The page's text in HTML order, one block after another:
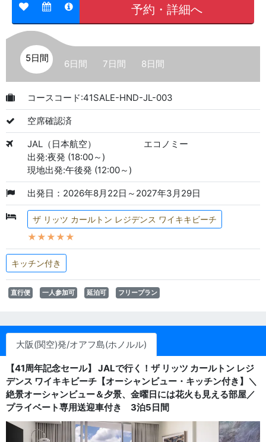
予約・詳細へ
5日間
6日間 7日間 8日間
コースコード:41SALE-HND-JL-003
空席確認済
JAL（日本航空）
エコノミー
出発:夜発 (18:00～)
現地出発:午後発 (12:00～)
出発日：2026年8月22日～2027年3月29日
ザ リッツ カールトン レジデンス ワイキキビーチ
★★★★★
キッチン付き
直行便 一人参加可 延泊可 フリープラン
大阪(関空)発/オアフ島(ホノルル)
【41周年記念セール】 JALで行く！ザ リッツ カールトン レジ
デンス ワイキキビーチ【オーシャンビュー・キッチン付き】＼
絶景オーシャンビュー＆夕景、金曜日には花火も見える部屋／
プライベート専用送迎車付き 3泊5日間